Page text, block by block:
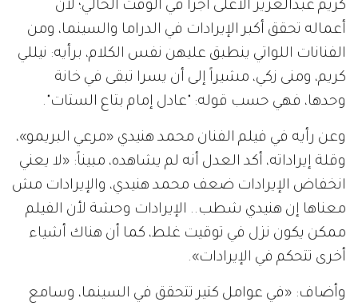
كريم عبدالعزيز الأعلى أجراً في الوقت الحالي؛ لأن
أعماله تحقق أكبر الإيرادات في الدراما والسينما، ومن
الفنانات اللواتي ينطبق عليهن نفس الكلام، برأيه: نيللي
كريم، ومنى زكي، مشيراً إلى أن يسرا تبقى في خانة
وحدها، فهي حسب قوله: "عادل إمام بتاع الستات".
وعن رأيه في فيلم الفنان محمد هنيدي «مرعي البريمو»،
وقلة إيراداته، أكد العدل أنه لم يشاهده، مبيناً: «لا يعني
انخفاض الإيرادات ضعف محمد هنيدي، والإيرادات مش
معناها إن هنيدي شطب.. الإيرادات وحشة لأن الفيلم
ممكن يكون نزل في توقيت غلط، كما أن هناك أشياء
أخرى تتحكم في الإيرادات».
وأضاف: «في عوامل كتير تتحقق في السينما، وسامع